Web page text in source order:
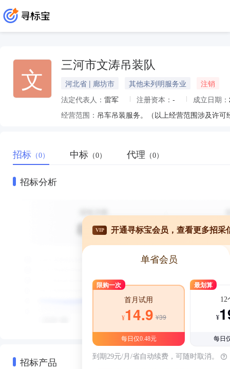
文 三河市文涛吊装队
河北省 | 廊坊市 其他未列明服务业
注销
法定代表人： 雷军 注册资本： - 成立日期：
经营范围： 吊车吊装服务。（以上经营范围涉及许
招标 （0） 中标 （0） 代理 （0）
招标分析
招标产品
VIP 开通寻标宝会员，查看更多招采
单省会员
限购一次
首月试用
¥14.9 ¥39
每日仅0.48元
最划算
12
¥
每日
到期29元/月/省自动续费，可随时取消。